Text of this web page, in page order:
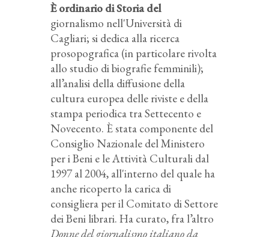
È ordinario di Storia del
giornalismo nell'Università di
Cagliari; si dedica alla ricerca
prosopografica (in particolare rivolta
allo studio di biografie femminili);
all’analisi della diffusione della
cultura europea delle riviste e della
stampa periodica tra Settecento e
Novecento. È stata componente del
Consiglio Nazionale del Ministero
per i Beni e le Attività Culturali dal
1997 al 2004, all'interno del quale ha
anche ricoperto la carica di
consigliera per il Comitato di Settore
dei Beni librari. Ha curato, fra l’altro
Donne del giornalismo italiano da